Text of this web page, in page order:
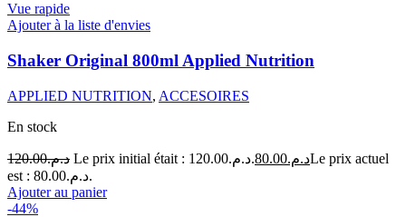
Vue rapide
Ajouter à la liste d'envies
Shaker Original 800ml Applied Nutrition
APPLIED NUTRITION, ACCESOIRES
En stock
د.م.120.00 Le prix initial était : د.م.120.00. د.م.80.00
Le prix actuel
est : د.م.80.00.
Ajouter au panier
-44%